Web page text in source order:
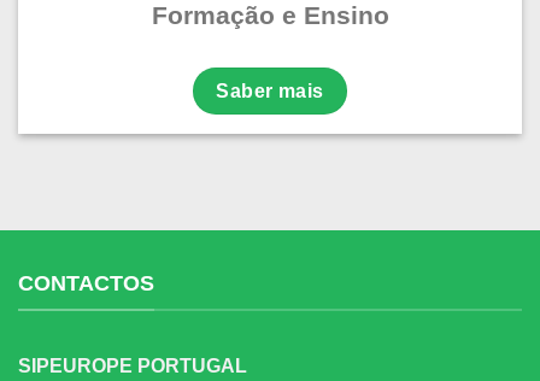
Formação e Ensino
Saber mais
CONTACTOS
SIPEUROPE PORTUGAL